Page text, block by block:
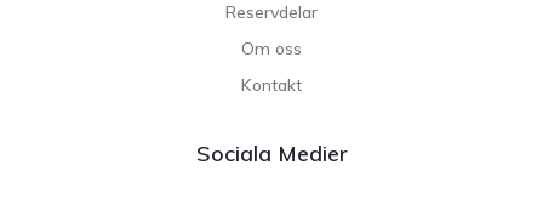
Reservdelar
Om oss
Kontakt
Sociala Medier